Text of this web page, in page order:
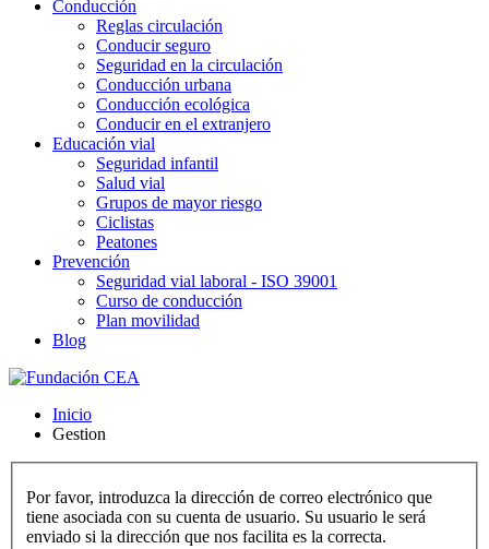
Conducción
Reglas circulación
Conducir seguro
Seguridad en la circulación
Conducción urbana
Conducción ecológica
Conducir en el extranjero
Educación vial
Seguridad infantil
Salud vial
Grupos de mayor riesgo
Ciclistas
Peatones
Prevención
Seguridad vial laboral - ISO 39001
Curso de conducción
Plan movilidad
Blog
Inicio
Gestion
Por favor, introduzca la dirección de correo electrónico que
tiene asociada con su cuenta de usuario. Su usuario le será
enviado si la dirección que nos facilita es la correcta.